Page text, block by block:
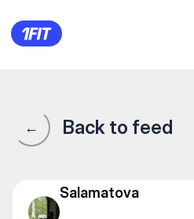
Спорт всегда
← Back to feed
Salamatova